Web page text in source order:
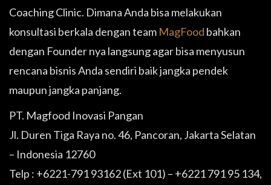
Coaching Clinic. Dimana Anda bisa melakukan
konsultasi berkala dengan team MagFood bahkan
dengan Founder nya langsung agar bisa menyusun
rencana bisnis Anda sendiri baik jangka pendek
maupun jangka panjang.
PT. Magfood Inovasi Pangan
Jl. Duren Tiga Raya no. 46, Pancoran, Jakarta Selatan
– Indonesia 12760
Telp : +6221-791 93162 (Ext 101) – +6221 791 95 134,